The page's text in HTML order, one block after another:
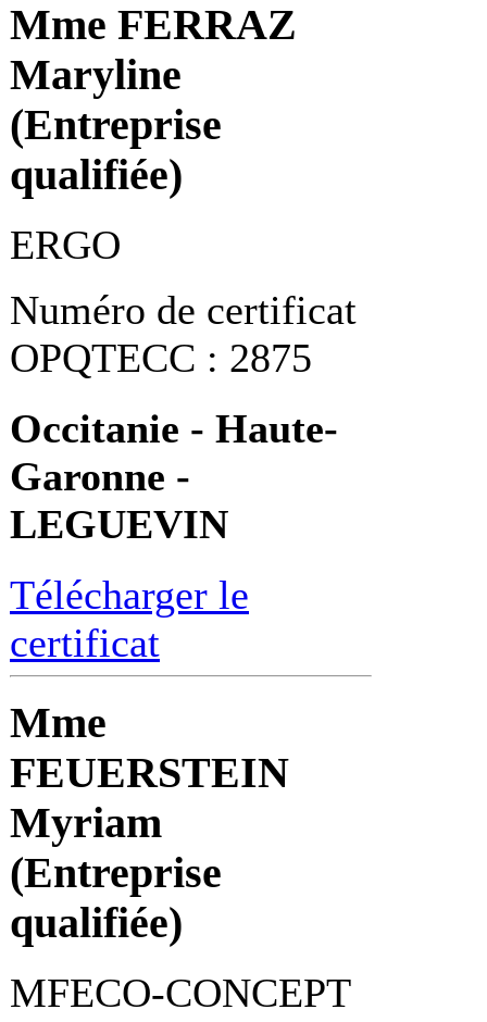
Mme FERRAZ
Maryline
(Entreprise
qualifiée)
ERGO
Numéro de certificat
OPQTECC : 2875
Occitanie - Haute-
Garonne -
LEGUEVIN
Télécharger le
certificat
Mme
FEUERSTEIN
Myriam
(Entreprise
qualifiée)
MFECO-CONCEPT